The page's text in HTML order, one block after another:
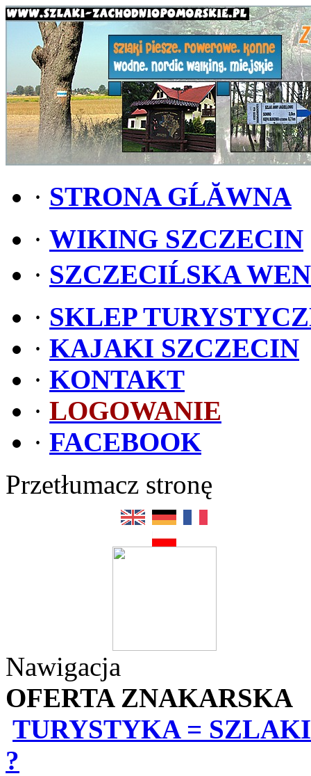
· STRONA GĹĂWNA
· WIKING SZCZECIN
· SZCZECIĹSKA
· SKLEP
· KAJAKI SZCZECIN
· KONTAKT
· LOGOWANIE
· FACEBOOK
Przetłumacz stronę
Nawigacja
OFERTA ZNAKARSKA
TURYSTYKA = SZLAKI
?